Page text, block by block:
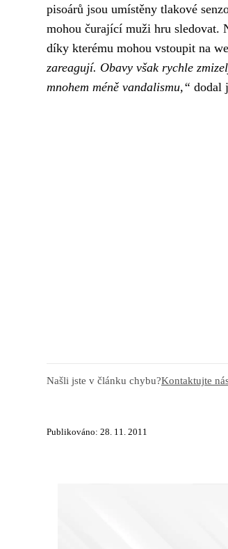
pisoárů jsou umístěny tlakové
mohou čurající muži hru sledovat.
díky kterému mohou vstoupit na
zareagují. Obavy však rychle
mnohem méně vandalismu,“ dodal
Našli jste v článku chybu?Kontaktujte
Publikováno: 28. 11. 2011